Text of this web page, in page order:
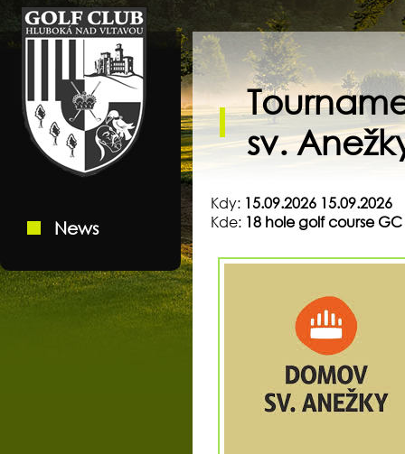
Golf klub Hluboká
nad Vltavou
News
sv.
Kdy: 15.09.2026 15.09.2026
Kde: 18 hole golf course